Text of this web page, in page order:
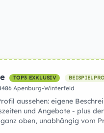
TOP3 EXKLUSIV
Apenburg-Winterfeld
aussehen: eigene
und Angebote - plus der
oben, unabhängig vom